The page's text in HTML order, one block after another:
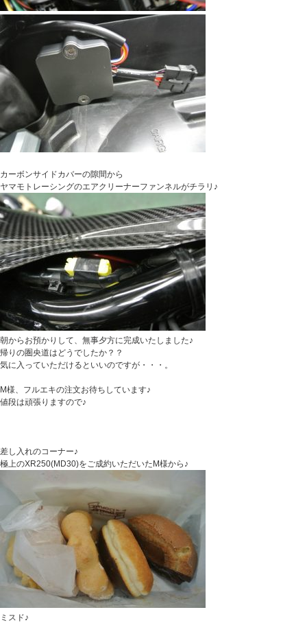
カーボンサイドカバーの隙間から
ヤマモトレーシングのエアクリーナーファンネルがチラリ♪
朝からお預かりして、無事夕方に完成いたしました♪
帰りの圏央道はどうでしたか？？
気に入っていただけるといいのですが・・・。
M様、フルエキの注文お待ちしています♪
値段は頑張りますので♪
差し入れのコーナー♪
極上のXR250(MD30)をご成約いただいたM様から♪
ミスド♪